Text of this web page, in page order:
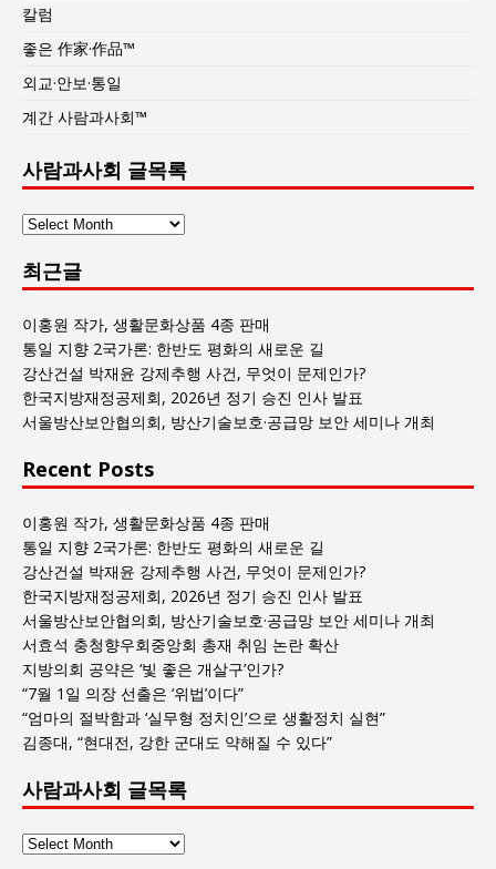
칼럼
좋은 作家·作品™
외교·안보·통일
계간 사람과사회™
사람과사회 글목록
사
과
사
회
글
목
록
최근글
이홍원 작가, 생활문화상품 4종 판매
통일 지향 2국가론: 한반도 평화의 새로운 길
강산건설 박재윤 강제추행 사건, 무엇이 문제인가?
한국지방재정공제회, 2026년 정기 승진 인사 발표
서울방산보안협의회, 방산기술보호·공급망 보안 세미나 개최
Recent Posts
이홍원 작가, 생활문화상품 4종 판매
통일 지향 2국가론: 한반도 평화의 새로운 길
강산건설 박재윤 강제추행 사건, 무엇이 문제인가?
한국지방재정공제회, 2026년 정기 승진 인사 발표
서울방산보안협의회, 방산기술보호·공급망 보안 세미나 개최
서효석 충청향우회중앙회 총재 취임 논란 확산
지방의회 공약은 ‘빛 좋은 개살구’인가?
“7월 1일 의장 선출은 ‘위법’이다”
“엄마의 절박함과 ‘실무형 정치인’으로 생활정치 실현”
김종대, “현대전, 강한 군대도 약해질 수 있다”
사람과사회 글목록
사